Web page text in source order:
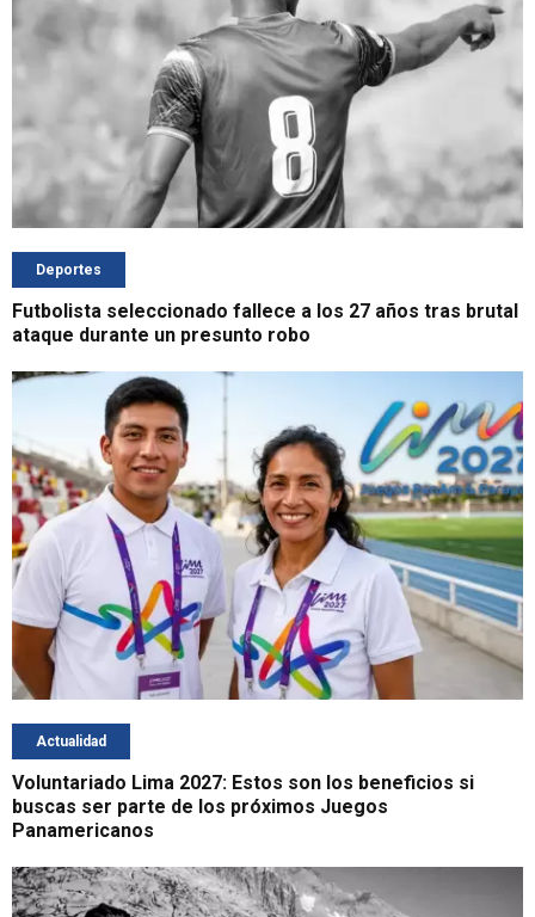
Deportes
Futbolista seleccionado fallece a los 27 años tras brutal
ataque durante un presunto robo
Actualidad
Voluntariado Lima 2027: Estos son los beneficios si
buscas ser parte de los próximos Juegos
Panamericanos